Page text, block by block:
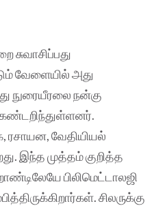
சுவாசிப்பது
வேளையில் அது
நுரையீரலை நன்கு
ரசாயன, வேதியியல்
இந்த முத்தம் குறித்த
பிலிமெட்டாலஜி
சிலருக்கு